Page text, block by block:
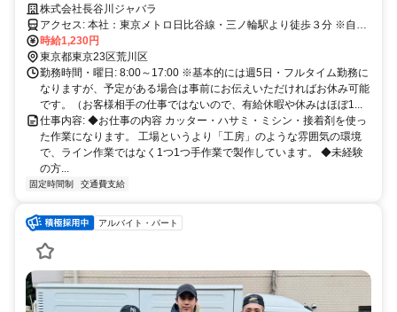
株式会社長谷川ジャバラ
アクセス: 本社：東京メトロ日比谷線・三ノ輪駅より徒歩３分 ※自転
車通勤OK 北千住方面に乗車の場合：【出口2】を出て、吉野家さ
ん・ワイズマートさんを右手に通り過ぎ、浦和耳鼻科医院さんがある
角を右折。2本目の道を左手に曲がると当社です。 中目黒方面に乗車
の場合：【出口1a】を出て、歩道橋で大通りを渡ります。吉野家さ
ん・ワイズマートさんを右手に通り過ぎ、浦和耳鼻科医院さんがある
角を右折。2本目の道を左手に曲がると当社です。
時給1,230円
東京都東京23区荒川区
勤務時間・曜日: 8:00～17:00 ※基本的には週5日・フルタイム勤務に
なりますが、予定がある場合は事前にお伝えいただければお休み可能
です。（お客様相手の仕事ではないので、有給休暇や休みはほぼ1...
仕事内容: ◆お仕事の内容 カッター・ハサミ・ミシン・接着剤を使っ
た作業になります。 工場というより「工房」のような雰囲気の環境
で、ライン作業ではなく1つ1つ手作業で製作しています。 ◆未経験
の方...
固定時間制 交通費支給
アルバイト・パート